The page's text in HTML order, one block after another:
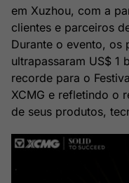
em Xuzhou, com a
clientes e parceiros
Durante o evento, os
ultrapassaram US$ 1
recorde para o
XCMG e refletindo o
de seus produtos,